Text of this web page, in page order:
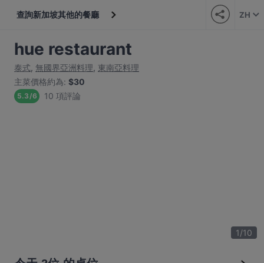
查詢新加坡其他的餐廳 ZH
hue restaurant
泰式, 無國界亞洲料理, 東南亞料理
主菜價格約為: $30
5.3/6 10 項評論
1/10